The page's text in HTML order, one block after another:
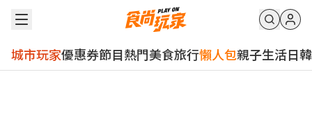
城市玩家優惠券節目熱門美食旅行懶人包親子生活日韓